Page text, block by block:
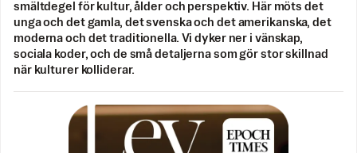
smältdegel för kultur, ålder och perspektiv. Här möts det
unga och det gamla, det svenska och det amerikanska, det
moderna och det traditionella. Vi dyker ner i vänskap,
sociala koder, och de små detaljerna som gör stor skillnad
när kulturer kolliderar.